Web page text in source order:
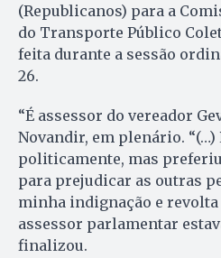
(Republicanos) para a
do Transporte Público
feita durante a sessão
26.
“É assessor do vereador
Novandir, em plenário. “(…)
politicamente, mas
para prejudicar as outras
minha indignação e revolta
assessor parlamentar
finalizou.